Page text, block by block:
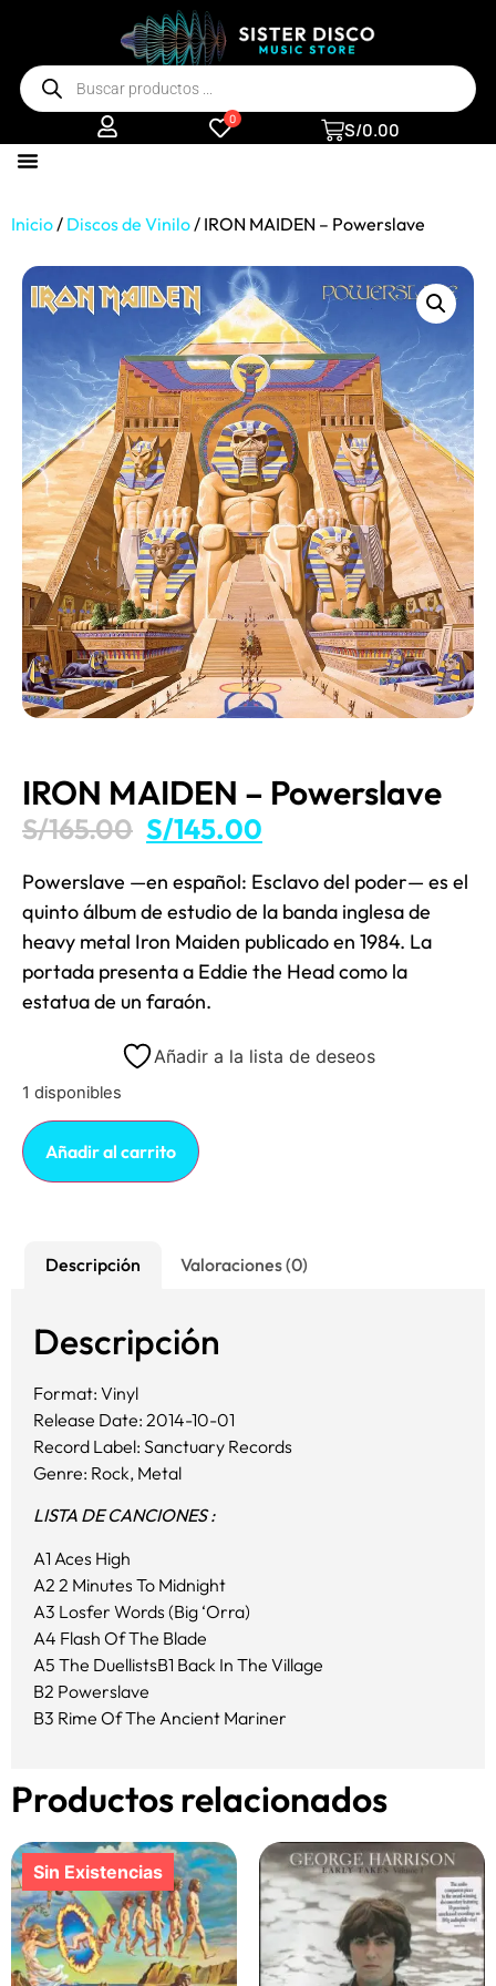
0 S/0.00
Inicio/ Discos de Vinilo/ IRON MAIDEN – Powerslave
IRON MAIDEN – Powerslave
S/165.00 S/145.00
Powerslave​ —en español: Esclavo del poder— es el
quinto álbum de estudio de la banda inglesa de
heavy metal Iron Maiden publicado en 1984. La
portada presenta a Eddie the Head como la
estatua de un faraón.
Añadir a la lista de deseos
1 disponibles
Añadir al carrito
Descripción Valoraciones (0)
Descripción
Format: Vinyl
Release Date: 2014-10-01
Record Label: Sanctuary Records
Genre: Rock, Metal
LISTA DE CANCIONES :
A1 Aces High
A2 2 Minutes To Midnight
A3 Losfer Words (Big ‘Orra)
A4 Flash Of The Blade
A5 The DuellistsB1 Back In The Village
B2 Powerslave
B3 Rime Of The Ancient Mariner
Productos relacionados